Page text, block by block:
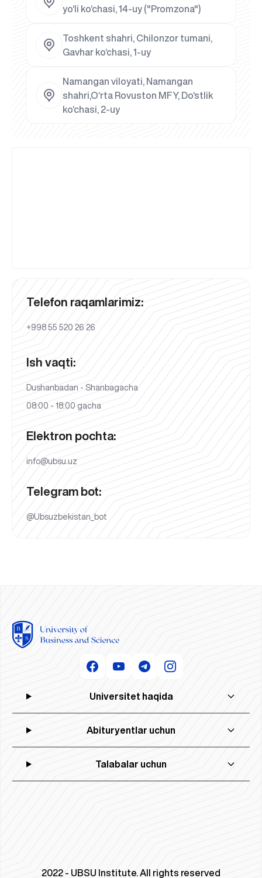
yo‘li ko‘chasi, 14-uy ("Promzona")
Toshkent shahri, Chilonzor tumani,
Gavhar ko‘chasi, 1-uy
Namangan viloyati, Namangan
shahri,O‘rta Rovuston MFY, Do‘stlik
ko‘chasi, 2-uy
Telefon raqamlarimiz:
+998 55 520 26 26
Ish vaqti:
Dushanbadan - Shanbagacha
08:00 - 18:00 gacha
Elektron pochta:
info@ubsu.uz
Telegram bot:
@Ubsuzbekistan_bot
Universitet haqida
Abituryentlar uchun
Talabalar uchun
2022 - UBSU Institute. All rights reserved